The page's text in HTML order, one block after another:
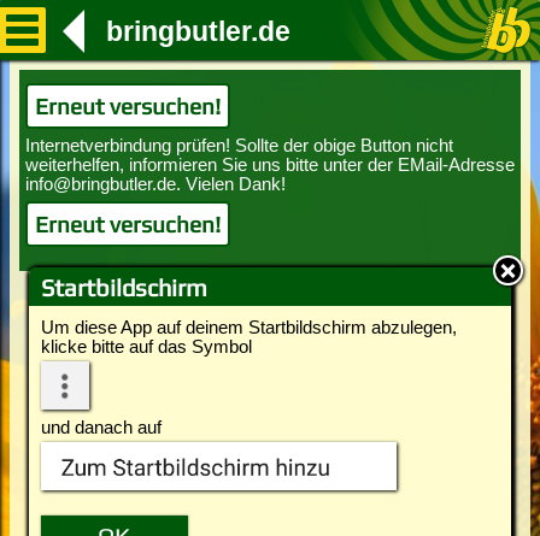
Startbildschirm
Um diese App auf deinem Startbildschirm abzulegen,
klicke bitte auf das Symbol
und danach auf
bringbutler.de
Erneut versuchen!
Erneut versuchen!